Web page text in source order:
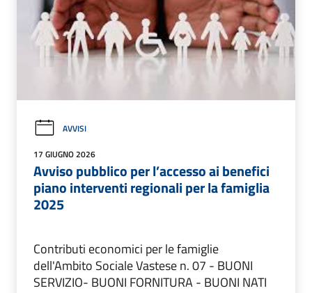
AVVISI
17 GIUGNO 2026
Avviso pubblico per l’accesso ai benefici
piano interventi regionali per la famiglia
2025
Contributi economici per le famiglie
dell'Ambito Sociale Vastese n. 07 - BUONI
SERVIZIO- BUONI FORNITURA - BUONI NATI